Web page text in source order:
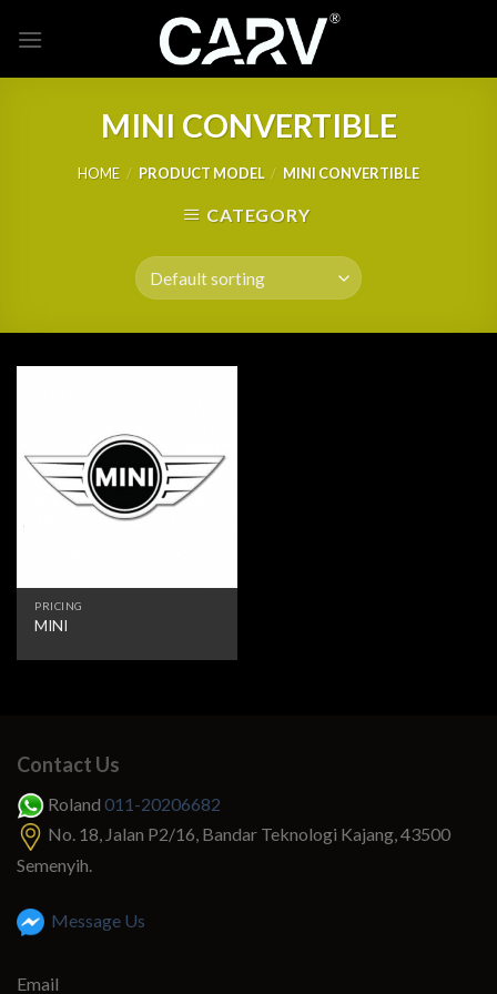
MINI CONVERTIBLE
HOME / PRODUCT MODEL / MINI CONVERTIBLE
CATEGORY
PRICING
MINI
Contact Us
Roland 011-20206682
No. 18, Jalan P2/16, Bandar Teknologi Kajang, 43500
Semenyih.
Message Us
Email